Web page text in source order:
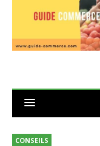
CONSEILS